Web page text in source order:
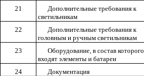
21
Дополнительные требования к
светильникам
22
Дополнительные требования к
головным и ручным светильникам
23
Оборудование, в состав которого
входят элементы и батареи
24 Документация